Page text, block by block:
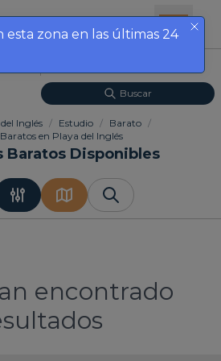
Buscar
Inglés / Estudio / Barato /
en Playa del Inglés
Baratos Disponibles
encontrado
esta zona en las últimas 24